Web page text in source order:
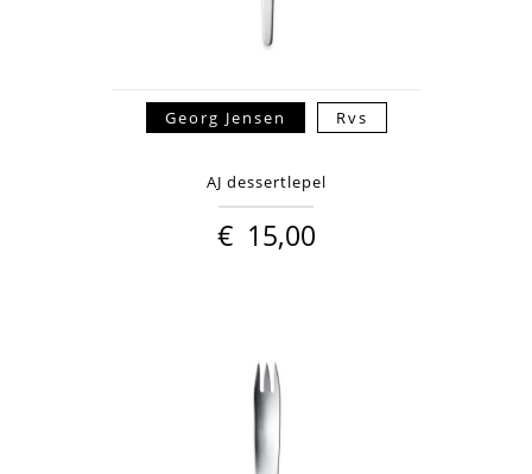
Georg Jensen Rvs
AJ dessertlepel
€ 15,00